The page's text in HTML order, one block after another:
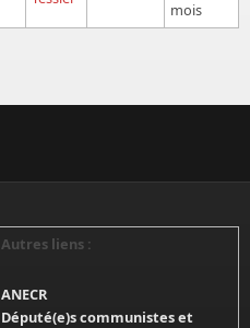
mois
Autres liens :
ANECR
Député(e)s communistes et